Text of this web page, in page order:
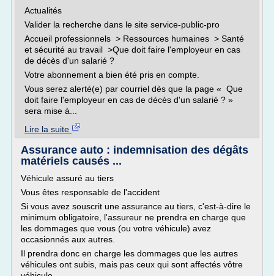
Actualités
Valider la recherche dans le site service-public-pro
Accueil professionnels > Ressources humaines > Santé
et sécurité au travail >Que doit faire l'employeur en cas
de décès d'un salarié ?
Votre abonnement a bien été pris en compte.
Vous serez alerté(e) par courriel dès que la page « Que
doit faire l'employeur en cas de décès d'un salarié ? »
sera mise à...
Lire la suite
Assurance auto : indemnisation des dégâts
matériels causés ...
Véhicule assuré au tiers
Vous êtes responsable de l'accident
Si vous avez souscrit une assurance au tiers, c'est-à-dire le
minimum obligatoire, l'assureur ne prendra en charge que
les dommages que vous (ou votre véhicule) avez
occasionnés aux autres.
Il prendra donc en charge les dommages que les autres
véhicules ont subis, mais pas ceux qui sont affectés vôtre